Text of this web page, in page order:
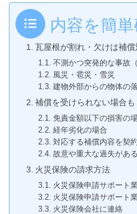
内容を簡
瓦屋根が割れ・欠けは補償
不測かつ突発的な事故
風災・雹災・雪災
建物外部からの物体の
補償を受けられない場合も
免責金額以下の損害の
経年劣化の場合
対応する補償内容を契
故意や重大な過失があ
火災保険の請求方法
火災保険申請サポート
火災保険申請サポート
火災保険会社に連絡